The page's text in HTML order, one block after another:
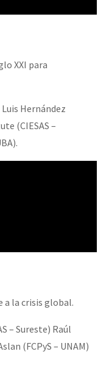
XXI para
Hernández
(CIESAS –
a la crisis global.
– Sureste) Raúl
(FCPyS – UNAM)